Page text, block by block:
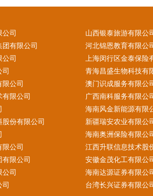
司
山西银泰旅游有限公
有限公司
河北锦恩教育有限公
司
上海闵行区金泰保险
青海昌盛生物科技有
公司
澳门识成服务有限公
限公司
广西南科服务有限公
海南风金新能源有限
份有限公司
新疆瑞安农业有限公
海南奥洲保险有限公
公司
江西升联信息技术股
限公司
安徽金茂化工有限公
司
海南达源证券有限公
台湾长兴证券有限公